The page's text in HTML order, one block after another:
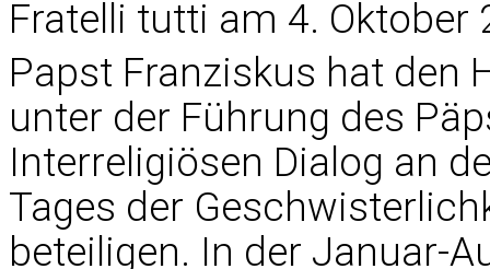
Fratelli tutti am 4. Oktober
Papst Franziskus hat den
unter der Führung des
Interreligiösen Dialog an
Tages der
beteiligen. In der Januar-